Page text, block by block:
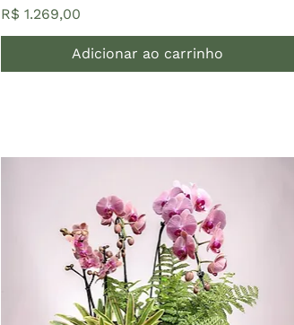
Preço
R$ 1.269,00
Adicionar ao carrinho